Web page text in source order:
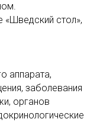
«Шведский стол»,
аппарата,
заболевания
органов